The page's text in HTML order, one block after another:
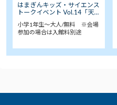
はまぎんキッズ・サイエンス
トークイベント Vol.14「天…
小学1年生～大人/無料 ※会場
参加の場合は入館料別途